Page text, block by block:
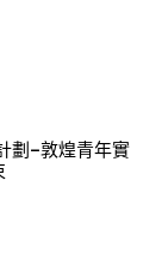
劃–敦煌青年實